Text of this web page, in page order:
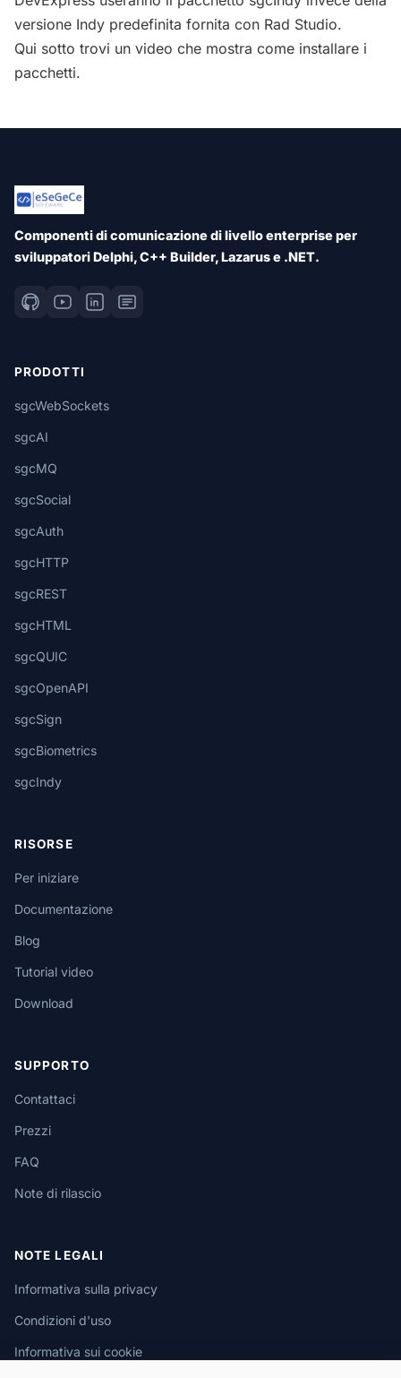
versione Indy predefinita fornita con Rad Studio.
Qui sotto trovi un video che mostra come installare i
pacchetti.
Componenti di comunicazione di livello enterprise per
sviluppatori Delphi, C++ Builder, Lazarus e .NET.
PRODOTTI
sgcWebSockets
sgcAI
sgcMQ
sgcSocial
sgcAuth
sgcHTTP
sgcREST
sgcHTML
sgcQUIC
sgcOpenAPI
sgcSign
sgcBiometrics
sgcIndy
RISORSE
Per iniziare
Documentazione
Blog
Tutorial video
Download
SUPPORTO
Contattaci
Prezzi
FAQ
Note di rilascio
NOTE LEGALI
Informativa sulla privacy
Condizioni d'uso
Informativa sui cookie